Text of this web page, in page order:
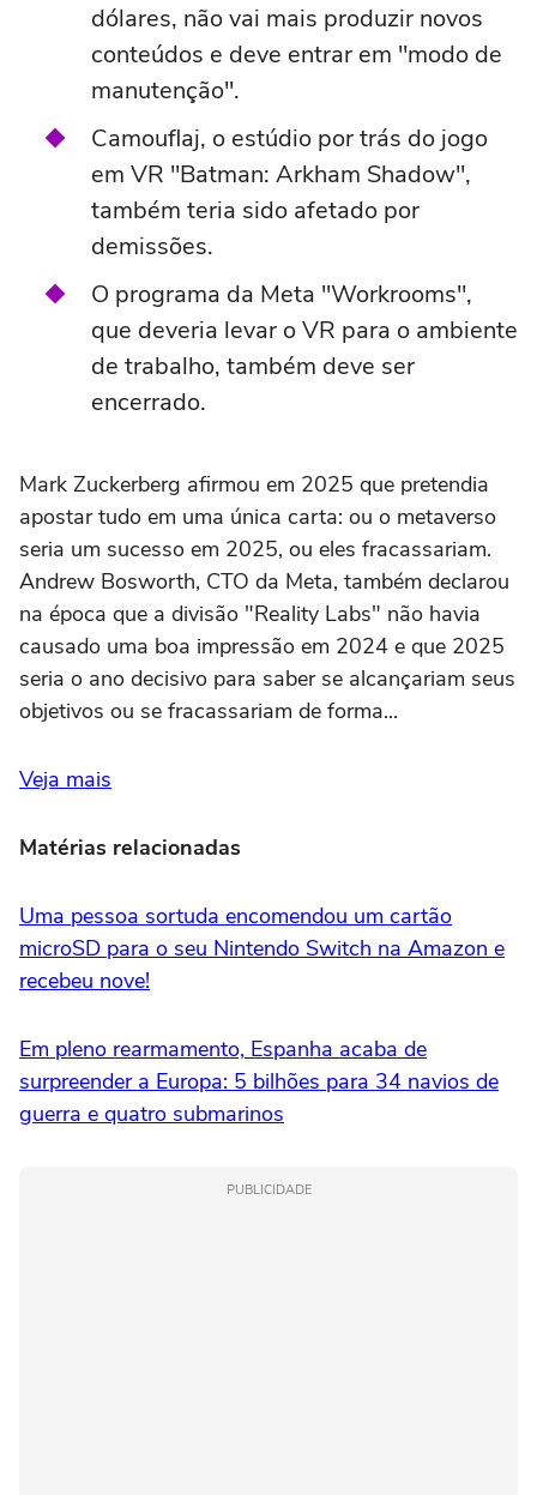
dólares, não vai mais produzir novos
conteúdos e deve entrar em "modo de
manutenção".
Camouflaj, o estúdio por trás do jogo
em VR "Batman: Arkham Shadow",
também teria sido afetado por
demissões.
O programa da Meta "Workrooms",
que deveria levar o VR para o ambiente
de trabalho, também deve ser
encerrado.
Mark Zuckerberg afirmou em 2025 que pretendia
apostar tudo em uma única carta: ou o metaverso
seria um sucesso em 2025, ou eles fracassariam.
Andrew Bosworth, CTO da Meta, também declarou
na época que a divisão "Reality Labs" não havia
causado uma boa impressão em 2024 e que 2025
seria o ano decisivo para saber se alcançariam seus
objetivos ou se fracassariam de forma...
Veja mais
Matérias relacionadas
Uma pessoa sortuda encomendou um cartão
microSD para o seu Nintendo Switch na Amazon e
recebeu nove!
Em pleno rearmamento, Espanha acaba de
surpreender a Europa: 5 bilhões para 34 navios de
guerra e quatro submarinos
PUBLICIDADE